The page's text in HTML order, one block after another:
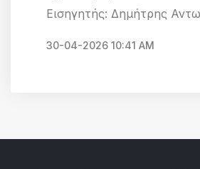
Εισηγητής: Δημήτρης
30-04-2026 10:41 AM